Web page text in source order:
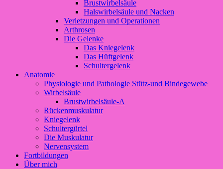
Brustwirbelsäule
Halswirbelsäule und Nacken
Verletzungen und Operationen
Arthrosen
Die Gelenke
Das Kniegelenk
Das Hüftgelenk
Schultergelenk
Anatomie
Physiologie und Pathologie Stütz-und Bindegewebe
Wirbelsäule
Brustwirbelsäule-A
Rückenmuskulatur
Kniegelenk
Schultergürtel
Die Muskulatur
Nervensystem
Fortbildungen
Über mich